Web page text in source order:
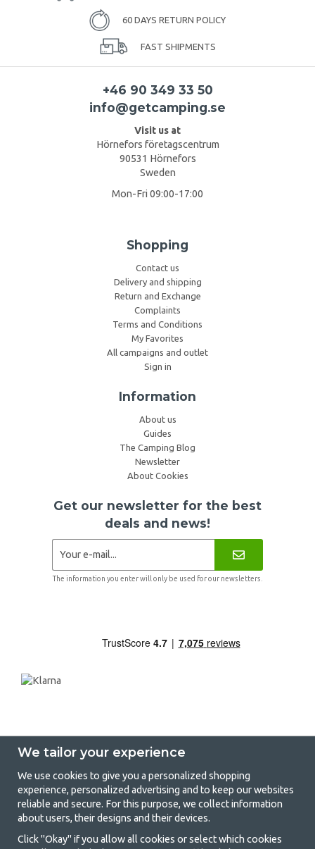
60 DAYS RETURN POLICY
FAST SHIPMENTS
+46 90 349 33 50
info@getcamping.se
Visit us at
Hörnefors företagscentrum
90531 Hörnefors
Sweden
Mon-Fri 09:00-17:00
Shopping
Contact us
Delivery and shipping
Return and Exchange
Complaints
Terms and Conditions
My Favorites
All campaigns and outlet
Sign in
Information
About us
Guides
The Camping Blog
Newsletter
About Cookies
Get our newsletter for the best
deals and news!
The information you enter will only be used for our newsletters.
GetCamping - Your shop for camping
and outdoor life
Camping can be either a lifestyle or a way of gathering the family for a
We tailor your experience
We use cookies to give you a personalized shopping
experience, personalized advertising and to keep our websites
reliable and secure. For this purpose, we collect information
about users, their designs and their devices.
Click "Okay" if you allow all cookies or select which cookies